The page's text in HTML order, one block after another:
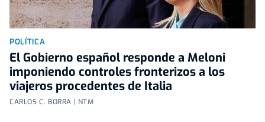
POLÍTICA
El Gobierno español responde a Meloni
imponiendo controles fronterizos a los
viajeros procedentes de Italia
CARLOS C. BORRA | NTM